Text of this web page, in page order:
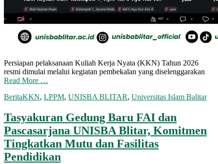
Persiapan pelaksanaan Kuliah Kerja Nyata (KKN) Tahun 2026
resmi dimulai melalui kegiatan pembekalan yang diselenggarakan
Read More …
BeritaKKN, LPPM, UNISBA BLITAR, Universitas Islam Balitar
Tasyakuran Gedung Baru FAI dan
Pascasarjana UNISBA Blitar, Komitmen
Tingkatkan Mutu dan Fasilitas
Pendidikan